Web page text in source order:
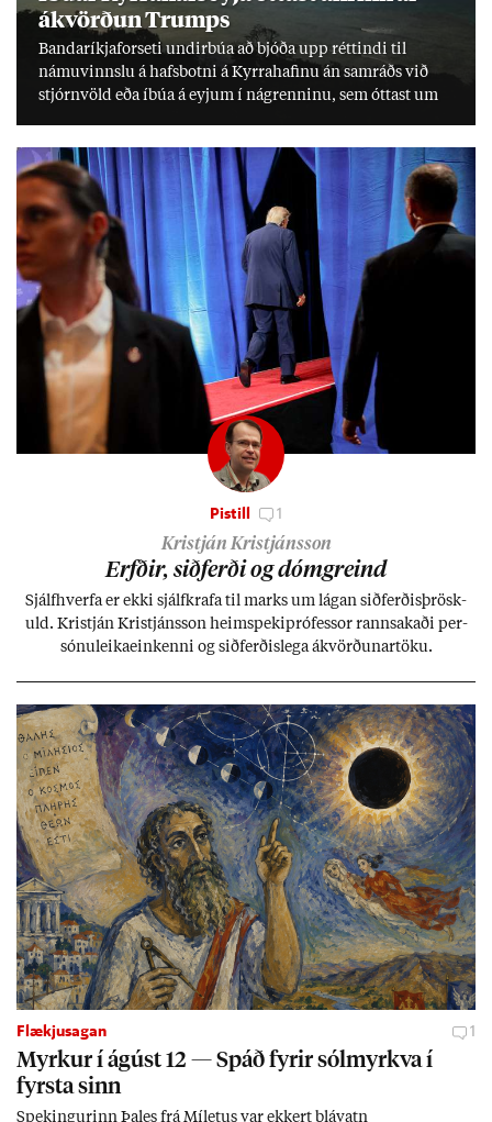
ákvörð­un Trumps
Banda­ríkja­for­seti und­ir­búa að bjóða upp rétt­indi til
námu­vinnslu á hafs­botni á Kyrra­haf­inu án sam­ráðs við
stjórn­völd eða íbúa á eyj­um í ná­grenn­inu, sem ótt­ast um
Pistill 1
Kristján Kristjánsson
Erfð­ir, sið­ferði og dómgreind
Sjálf­hverfa er ekki sjálf­krafa til marks um lág­an sið­ferð­is­þrösk­
uld. Kristján Kristjáns­son heim­speki­pró­fess­or rann­sak­aði per­
sónu­leika­ein­kenni og sið­ferð­is­lega ákvörð­un­ar­töku.
Flækjusagan 1
Myrk­ur í ág­úst 12 — Spáð fyr­ir sól­myrkva í
fyrsta sinn
Spek­ing­ur­inn Þa­les frá Míletus var ekk­ert blá­vatn